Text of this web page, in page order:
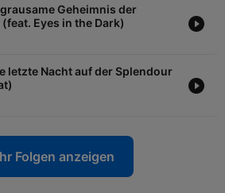
Geheimnis der
Eyes in the Dark)
letzte Nacht auf der Splendour
Folgen anzeigen